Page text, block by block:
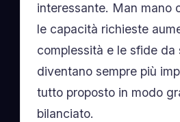
interessante. Man mano
le capacità richieste
complessità e le sfide da
diventano sempre più
tutto proposto in modo
bilanciato.